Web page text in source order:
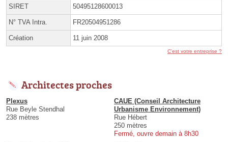
SIRET 50495128600013
N° TVA Intra. FR20504951286
Création 11 juin 2008
C'est votre entreprise ?
Architectes proches
Plexus
Rue Beyle Stendhal
238 mètres
CAUE (Conseil Architecture
Urbanisme Environnement)
Rue Hébert
250 mètres
Fermé, ouvre demain à 8h30